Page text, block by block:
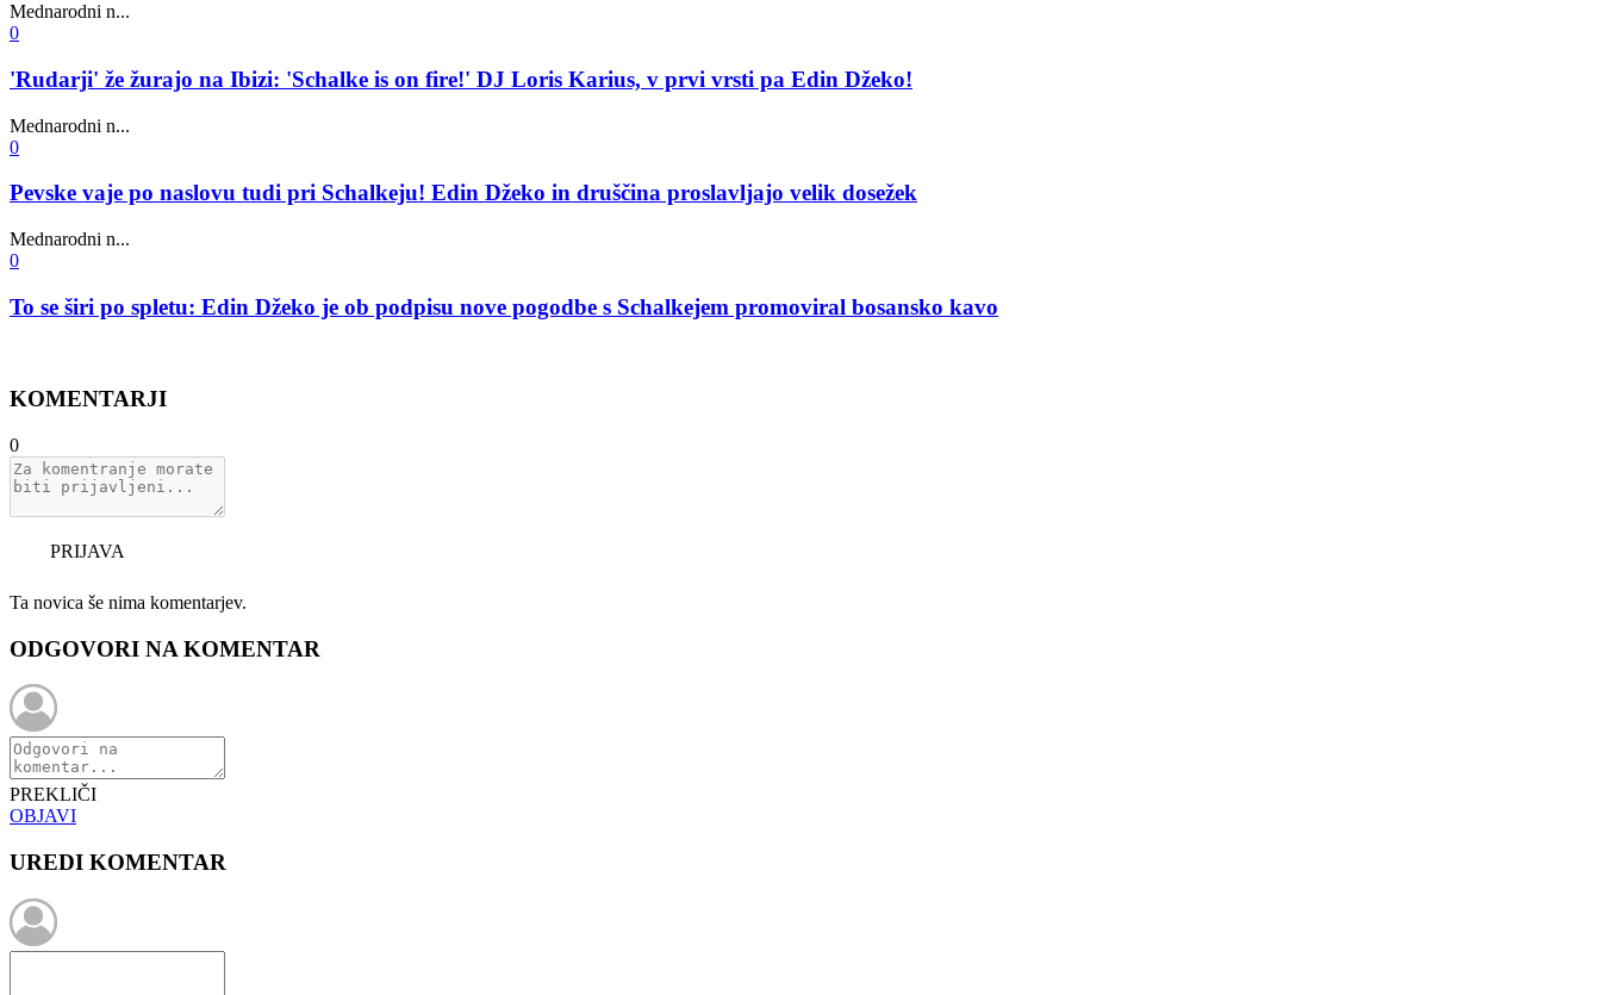
Mednarodni n...
0
'Rudarji' že žurajo na Ibizi: 'Schalke is on fire!' DJ Loris Karius, v prvi vrsti pa Edin Džeko!
Mednarodni n...
0
Pevske vaje po naslovu tudi pri Schalkeju! Edin Džeko in druščina proslavljajo velik dosežek
Mednarodni n...
0
To se širi po spletu: Edin Džeko je ob podpisu nove pogodbe s Schalkejem promoviral bosansko kavo
KOMENTARJI
0
PRIJAVA
Ta novica še nima komentarjev.
ODGOVORI NA KOMENTAR
PREKLIČI
OBJAVI
UREDI KOMENTAR